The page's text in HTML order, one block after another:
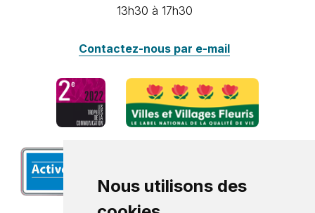
Nous utilisons des
13h30 à 17h30
Contactez-nous par e-mail